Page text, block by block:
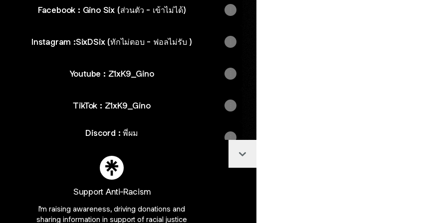
Facebook : Gino Six (ส่วนตัว - เข้าไม่ได้)
Instagram :SixDSix (ทักไม่ตอบ - ฟอลไม่รับ )
Youtube : Z1xK9_Gino
TikTok : Z1xK9_Gino
Discord : พี่ผม
Join Z1xK9Gino on Linktree
Preferences • Report • Privacy • Explore • About this account • More from Linktree
Collapse
Support Anti-Racism
I'm raising awareness, driving donations and
sharing information in support of racial justice